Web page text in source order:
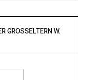
W. U